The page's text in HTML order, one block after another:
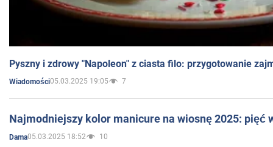
Pyszny i zdrowy "Napoleon" z ciasta filo: przygotowanie
Wiadomości05.03.2025 19:05 7
Najmodniejszy kolor manicure na wiosnę 2025: pięć
Dama05.03.2025 18:52 10